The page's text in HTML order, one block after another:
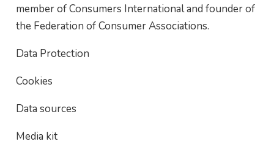
member of Consumers International and founder of
the Federation of Consumer Associations.
Data Protection
Cookies
Data sources
Media kit